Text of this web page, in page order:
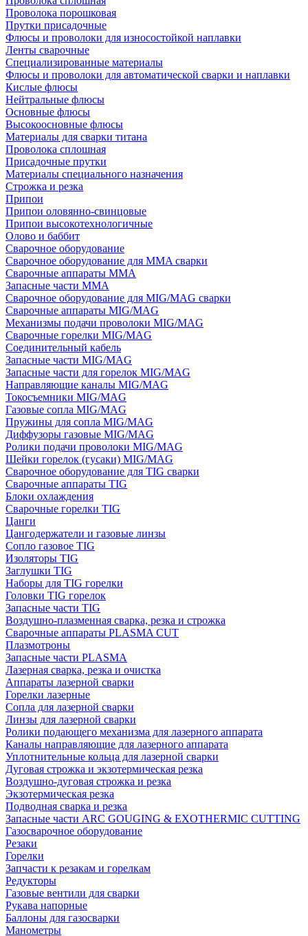
Проволока порошковая
Прутки присадочные
Флюсы и проволоки для износостойкой наплавки
Ленты сварочные
Специализированные материалы
Флюсы и проволоки для автоматической сварки и наплавки
Кислые флюсы
Нейтральные флюсы
Основные флюсы
Высокоосновные флюсы
Материалы для сварки титана
Проволока сплошная
Присадочные прутки
Материалы специального назначения
Строжка и резка
Припои
Припои оловянно-свинцовые
Припои высокотехнологичные
Олово и баббит
Сварочное оборудование
Сварочное оборудование для MMA сварки
Сварочные аппараты MMA
Запасные части MMA
Сварочное оборудование для MIG/MAG сварки
Сварочные аппараты MIG/MAG
Механизмы подачи проволоки MIG/MAG
Сварочные горелки MIG/MAG
Соединительный кабель
Запасные части MIG/MAG
Запасные части для горелок MIG/MAG
Направляющие каналы MIG/MAG
Токосъемники MIG/MAG
Газовые сопла MIG/MAG
Пружины для сопла MIG/MAG
Диффузоры газовые MIG/MAG
Ролики подачи проволоки MIG/MAG
Шейки горелок (гусаки) MIG/MAG
Сварочное оборудование для TIG сварки
Сварочные аппараты TIG
Блоки охлаждения
Сварочные горелки TIG
Цанги
Цангодержатели и газовые линзы
Сопло газовое TIG
Изоляторы TIG
Заглушки TIG
Наборы для TIG горелки
Головки TIG горелок
Запасные части TIG
Воздушно-плазменная сварка, резка и строжка
Сварочные аппараты PLASMA CUT
Плазмотроны
Запасные части PLASMA
Лазерная сварка, резка и очистка
Аппараты лазерной сварки
Горелки лазерные
Сопла для лазерной сварки
Линзы для лазерной сварки
Ролики подающего механизма для лазерного аппарата
Каналы направляющие для лазерного аппарата
Уплотнительные кольца для лазерной сварки
Дуговая строжка и экзотермическая резка
Воздушно-дуговая строжка и резка
Экзотермическая резка
Подводная сварка и резка
Запасные части ARC GOUGING & EXOTHERMIC CUTTING
Газосварочное оборудование
Резаки
Горелки
Запчасти к резакам и горелкам
Редукторы
Газовые вентили для сварки
Рукава напорные
Баллоны для газосварки
Манометры